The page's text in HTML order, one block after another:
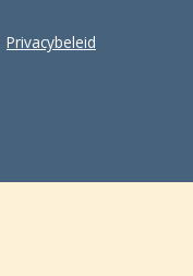
Privacybeleid